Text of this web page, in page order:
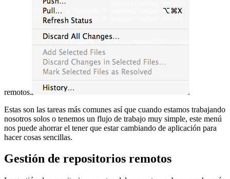
remotos.
Estas son las tareas más comunes así que cuando estamos trabajando
nosotros solos o tenemos un flujo de trabajo muy simple, este menú
nos puede ahorrar el tener que estar cambiando de aplicación para
hacer cosas sencillas.
Gestión de repositorios remotos